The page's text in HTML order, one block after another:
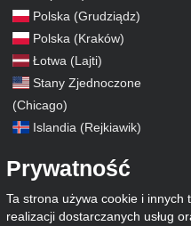
Polska (Grudziądz)
Polska (Kraków)
Łotwa (Lajti)
Stany Zjednoczone
(Chicago)
Islandia (Rejkiawik)
Prywatność
Ta strona używa cookie i innych
realizacji dostarczanych usług